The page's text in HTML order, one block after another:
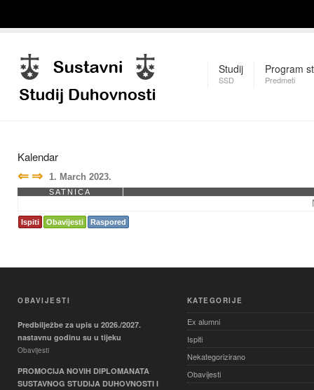
Studij
SSD
Program
Predmeti
Kalendar
⇐ ⇒ 1. March 2023.
SATNICA
Ispiti Obavijesti Raspored
OBAVIJESTI
Predbilježbe za upis u 2026./2027.
nastavnu godinu su u tijeku
Obavijesti
PROMOCIJA NOVIH DIPLOMANATA
SUSTAVNOG STUDIJA DUHOVNOSTI I
KATEGORIJE
Ex alumni
Ispiti
Nekategorizirano
Obavijesti